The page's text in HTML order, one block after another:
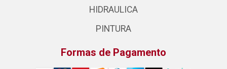
HIDRAULICA
PINTURA
Formas de Pagamento